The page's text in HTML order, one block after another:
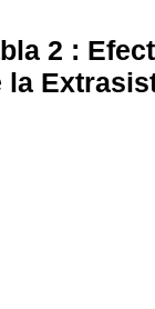
2 :
la